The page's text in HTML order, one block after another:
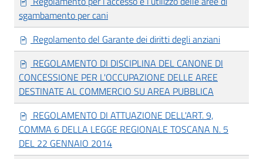
sgambamento per cani
Regolamento del Garante dei diritti degli anziani
REGOLAMENTO DI DISCIPLINA DEL CANONE DI
CONCESSIONE PER L'OCCUPAZIONE DELLE AREE
DESTINATE AL COMMERCIO SU AREA PUBBLICA
REGOLAMENTO DI ATTUAZIONE DELL'ART. 9,
COMMA 6 DELLA LEGGE REGIONALE TOSCANA N. 5
DEL 22 GENNAIO 2014